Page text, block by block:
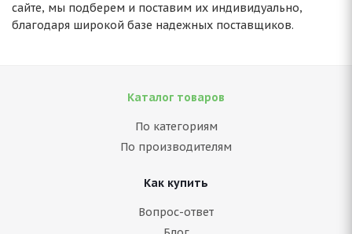
сайте, мы подберем и поставим их индивидуально,
благодаря широкой базе надежных поставщиков.
Каталог товаров
По категориям
По производителям
Как купить
Вопрос-ответ